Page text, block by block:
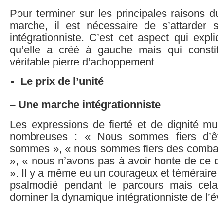
Pour terminer sur les principales raisons
marche, il est nécessaire de s’attarder
intégrationniste. C’est cet aspect qui
qu’elle a créé à gauche mais qui
véritable pierre d’achoppement.
Le prix de l’unité
– Une marche intégrationniste
Les expressions de fierté et de dignité
nombreuses : « Nous sommes fiers
sommes », « nous sommes fiers des
», « nous n’avons pas à avoir honte de ce
». Il y a même eu un courageux et
psalmodié pendant le parcours mais
dominer la dynamique intégrationniste de